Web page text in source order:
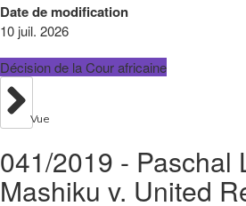
Date de modification
10 juil. 2026
Décision de la Cour africaine
Vue
041/2019 - Paschal
Mashiku v. United